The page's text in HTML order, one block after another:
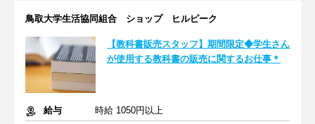
鳥取大学生活協同組合 ショップ ヒルピーク
【教科書販売スタッフ】期間限定◆学生さん
が使用する教科書の販売に関するお仕事＊
給与
時給 1050円以上